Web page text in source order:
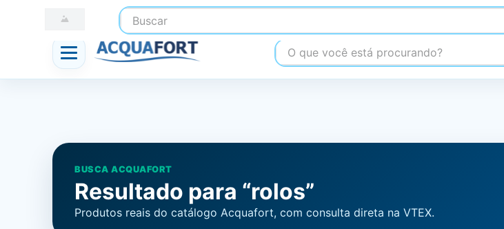
Buscar
☎ (41) 3247-1199
O que você está procurando?
BUSCA ACQUAFORT
Resultado para “rolos”
Produtos reais do catálogo Acquafort, com consulta direta na VTEX.